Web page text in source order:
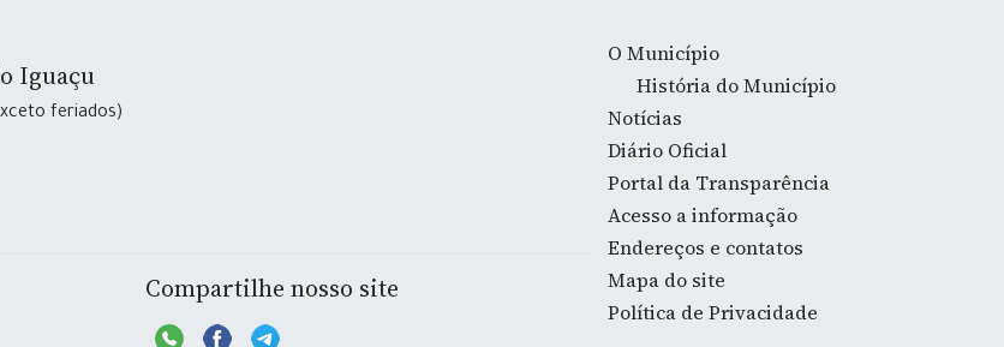
Iguaçu
feriados)
Compartilhe nosso site
O Município
História do Município
Notícias
Diário Oficial
Portal da Transparência
Acesso a informação
Endereços e contatos
Mapa do site
Política de Privacidade